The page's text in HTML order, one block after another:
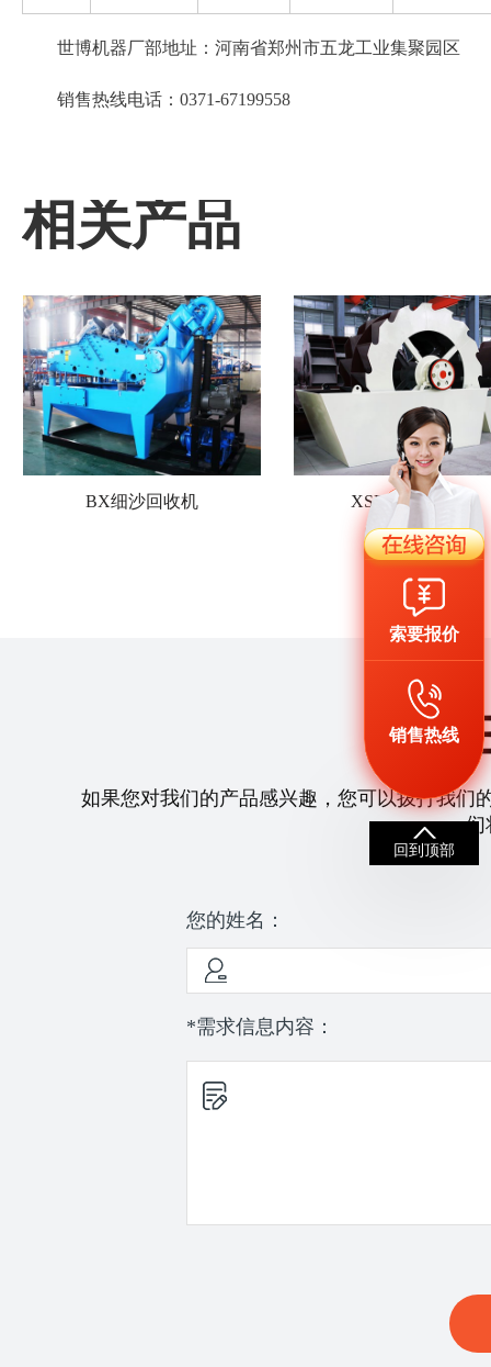
世博机器厂部地址：河南省郑州市五龙工业集聚园区
销售热线电话：0371-67199558
相关产品
BX细沙回收机 XSD轮斗洗砂机
如果您对我们的产品感兴趣，您可以拨打我们
们
您的姓名：
*需求信息内容：
索要报价
销售热线
回到顶部